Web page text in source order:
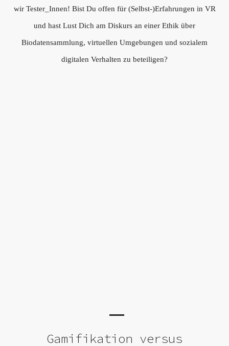
wir Tester_Innen! Bist Du offen für (Selbst-)Erfahrungen in VR
und hast Lust Dich am Diskurs an einer Ethik über
Biodatensammlung, virtuellen Umgebungen und sozialem
digitalen Verhalten zu beteiligen?
Gamifikation versus